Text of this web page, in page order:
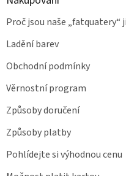
Proč jsou naše „fatquatery“
Ladění barev
Obchodní podmínky
Věrnostní program
Způsoby doručení
Způsoby platby
Pohlídejte si výhodnou cenu